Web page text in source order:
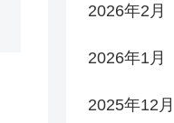
2026年2月
2026年1月
2025年12月